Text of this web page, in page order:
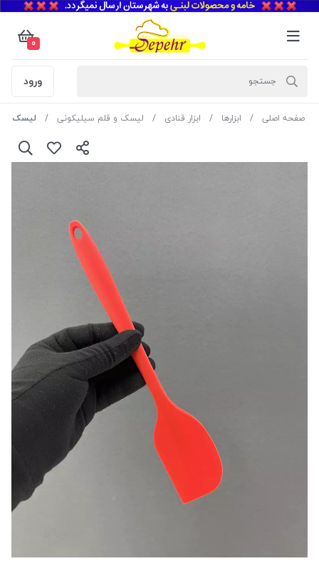
0
ورود
صفحه اصلی ابزارها ابزار قنادی لیسک و قلم سیلیکونی لیسک تمام